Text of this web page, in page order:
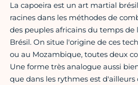
La capoeira est un art martial
racines dans les méthodes de
des peuples africains du temps de
Brésil. On situe l'origine de ces
ou au Mozambique, toutes deux
Une forme très analogue aussi
que dans les rythmes est d'ailleurs